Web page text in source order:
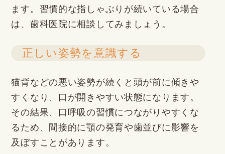
ます。習慣的な指しゃぶりが続いている場合
は、歯科医院に相談してみましょう。
正しい姿勢を意識する
猫背などの悪い姿勢が続くと頭が前に傾きや
すくなり、口が開きやすい状態になります。
その結果、口呼吸の習慣につながりやすくな
るため、間接的に顎の発育や歯並びに影響を
及ぼすことがあります。